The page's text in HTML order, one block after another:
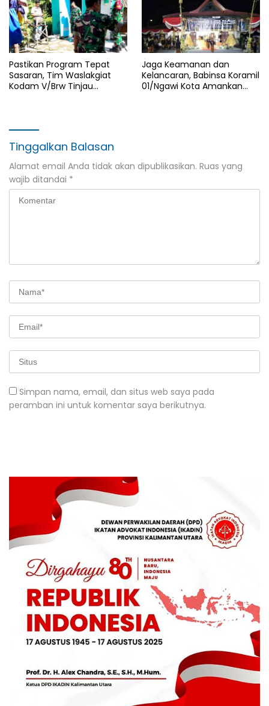
Pastikan Program Tepat
Sasaran, Tim Waslakgiat
Kodam V/Brw Tinjau
Jaga Keamanan dan
Kelancaran, Babinsa Koramil
01/Ngawi Kota Amankan
Tinggalkan Balasan
Alamat email Anda tidak akan dipublikasikan. Ruas yang
wajib ditandai *
Simpan nama, email, dan situs web saya pada
peramban ini untuk komentar saya berikutnya.